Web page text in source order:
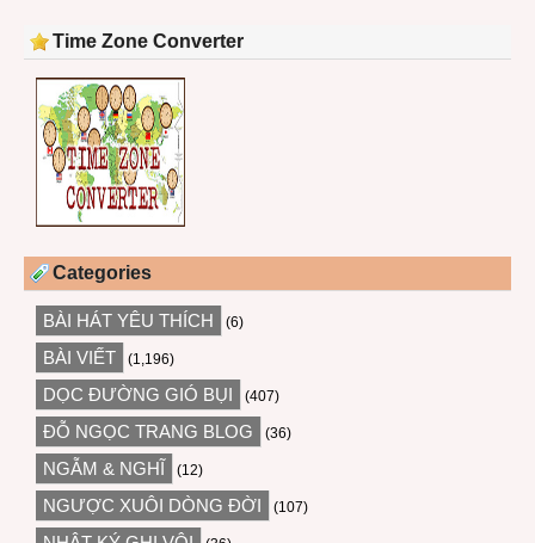
Time Zone Converter
Categories
BÀI HÁT YÊU THÍCH (6)
BÀI VIẾT (1,196)
DỌC ĐƯỜNG GIÓ BỤI (407)
ĐỖ NGỌC TRANG BLOG (36)
NGẪM & NGHĨ (12)
NGƯỢC XUÔI DÒNG ĐỜI (107)